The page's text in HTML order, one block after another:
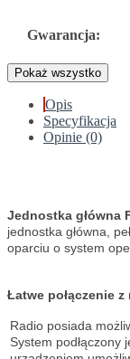
Gwarancja:
Pokaż wszystko
Opis
Specyfikacja
Opinie (0)
Jednostka główna
jednostka główna,
oparciu o system
Łatwe połączenie
Radio posiada
System podłączony